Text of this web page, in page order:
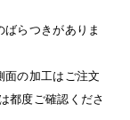
らつきがありま
面の加工はご注文
都度ご確認くださ